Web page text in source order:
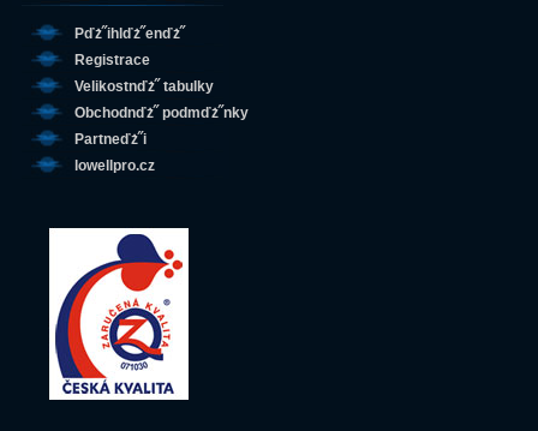
Pďż˝ihlďż˝enďż˝
Registrace
Velikostnďż˝ tabulky
Obchodnďż˝ podmďż˝nky
Partneďż˝i
lowellpro.cz